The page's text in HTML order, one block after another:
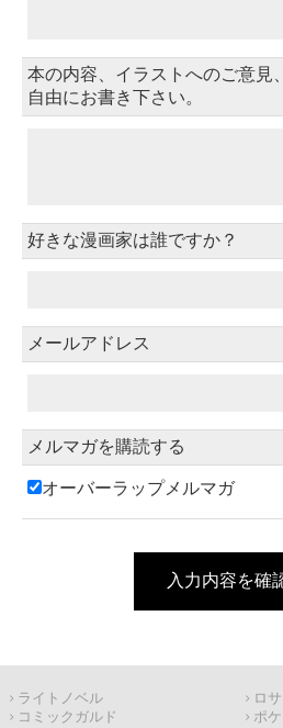
本の内容、イラストへのご意見
自由にお書き下さい。
好きな漫画家は誰ですか？
メールアドレス
メルマガを購読する
オーバーラップメルマガ
入力内容を確
ライトノベル
ロ
コミックガルド
ポ